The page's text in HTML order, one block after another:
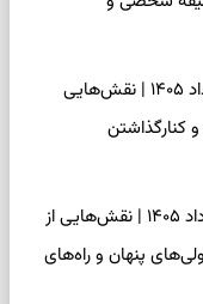
فال چای امروز جمعه ۱۶ مرداد ۱۴۰۵ | نقش‌هایی
کنارگذاشتن
فال قهوه امروز جمعه ۱۶ مرداد ۱۴۰۵ | نقش‌هایی از
پنهان و راه‌های